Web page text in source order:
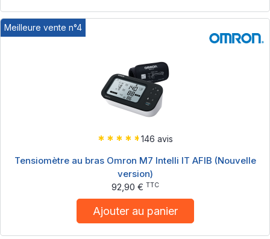
Meilleure vente n°4
146 avis
Tensiomètre au bras Omron M7 Intelli IT AFIB (Nouvelle
version)
92,90 € TTC
Ajouter au panier